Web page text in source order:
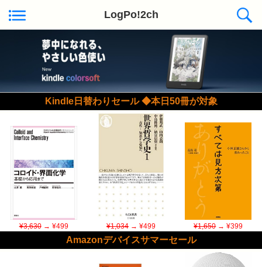
LogPo!2ch
Kindle日替わりセール ◆本日50冊が対象
¥3,630→ ¥499 ¥1,034→ ¥499 ¥1,650→ ¥399
Amazonデバイスサマーセール